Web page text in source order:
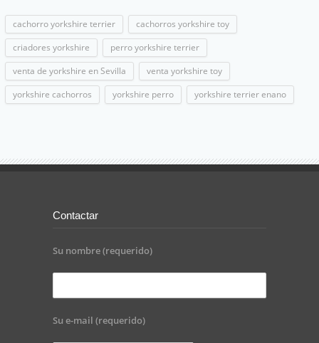
cachorro yorkshire terrier
cachorros yorkshire toy
criadores yorkshire
perro yorkshire terrier
venta de yorkshire en Sevilla
venta yorkshire toy
yorkshire cachorros
yorkshire perro yorkshire terrier enano
Contactar
Su nombre (requerido)
Su e-mail (requerido)